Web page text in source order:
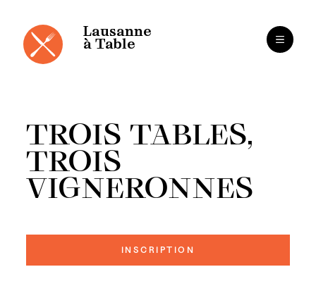
contenu
Lausanne
à Table
TROIS TABLES,
TROIS
VIGNERONNES
INSCRIPTION